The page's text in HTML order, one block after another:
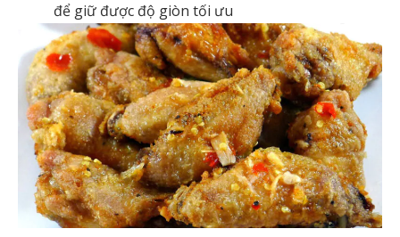
để giữ được độ giòn tối ưu